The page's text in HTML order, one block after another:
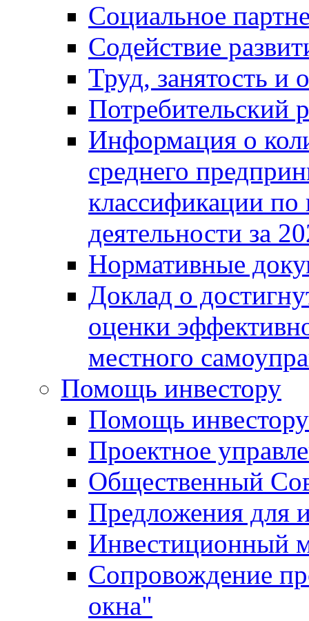
Социальное
Содействие
Труд, занятость и
Потребительский
Информация о
среднего
классификации
деятельности за
Нормативные
Доклад о
оценки
местного
Помощь инвестору
Помощь инвестору
Проектное
Общественный
Предложения для
Инвестиционный
Сопровождение
окна"